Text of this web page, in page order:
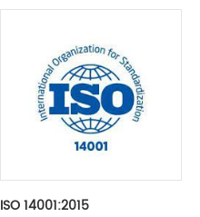
ISO 14001:2015